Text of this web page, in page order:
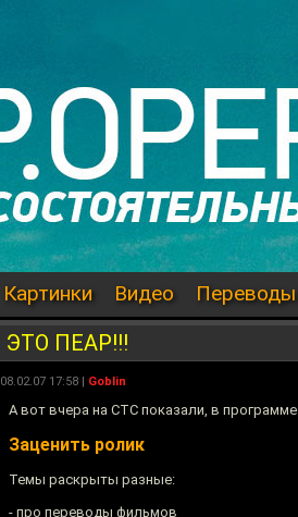
Картинки Видео Переводы
ЭТО ПЕАР!!!
08.02.07 17:58 | Goblin
А вот вчера на СТС показали, в программе
Заценить ролик
Темы раскрыты разные:
- про переводы фильмов